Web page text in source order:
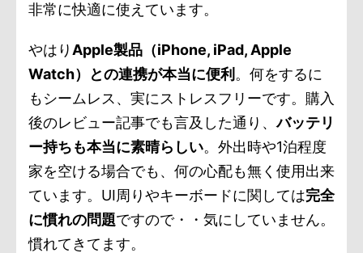
非常に快適に使えています。
やはり Apple製品（iPhone, iPad, Apple
Watch）との連携が本当に便利 。何をするに
もシームレス、実にストレスフリーです。購入
後のレビュー記事でも言及した通り、バッテリ
ー持ちも本当に素晴らしい。外出時や1泊程度
家を空ける場合でも、何の心配も無く使用出来
ています。UI周りやキーボードに関しては完全
に慣れの問題ですので・・気にしていません。
慣れてきてます。